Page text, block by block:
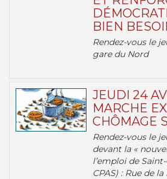
BIEN
Rendez-vous le
gare du Nord
JEUDI 24
MARCHE
CHÔMAGE
Rendez-vous le
devant la «
l’emploi de
CPAS) : Rue de la